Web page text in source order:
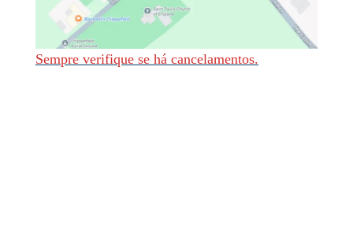
Sempre verifique se há cancelamentos.